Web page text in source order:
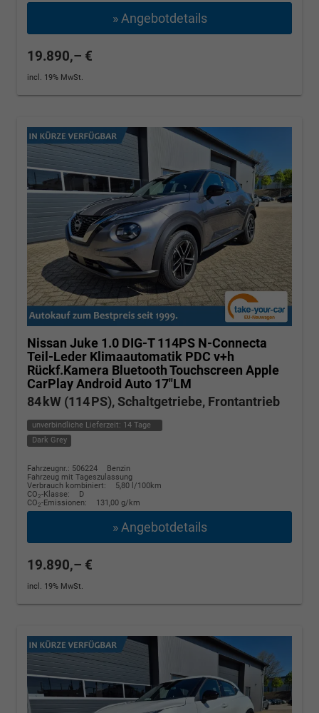
» Angebotdetails
19.890,– €
incl. 19% MwSt.
Nissan Juke 1.0 DIG-T 114PS N-Connecta
Teil-Leder Klimaautomatik PDC v+h
Rückf.Kamera Bluetooth Touchscreen Apple
CarPlay Android Auto 17"LM
84 kW (114 PS), Schaltgetriebe, Frontantrieb
unverbindliche Lieferzeit: 14 Tage
Dark Grey
Fahrzeugnr.: 506224
Benzin
Fahrzeug mit Tageszulassung
Verbrauch kombiniert:
5,80 l/100km
CO2-Klasse:
D
CO2-Emissionen: 131,00 g/km
» Angebotdetails
19.890,– €
incl. 19% MwSt.